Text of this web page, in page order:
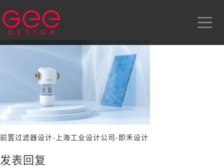
前置过滤器设计-上海工业设计公司-即禾设计
发表回复